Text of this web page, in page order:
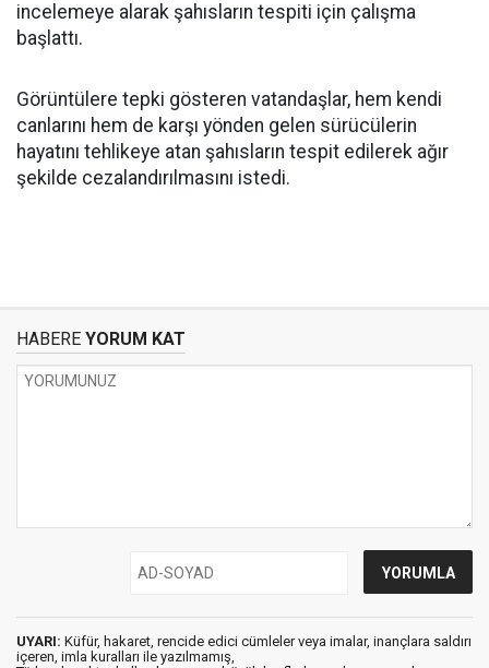
incelemeye alarak şahısların tespiti için çalışma
başlattı.
Görüntülere tepki gösteren vatandaşlar, hem kendi
canlarını hem de karşı yönden gelen sürücülerin
hayatını tehlikeye atan şahısların tespit edilerek ağır
şekilde cezalandırılmasını istedi.
HABERE YORUM KAT
UYARI: Küfür, hakaret, rencide edici cümleler veya imalar, inançlara saldırı
içeren, imla kuralları ile yazılmamış,